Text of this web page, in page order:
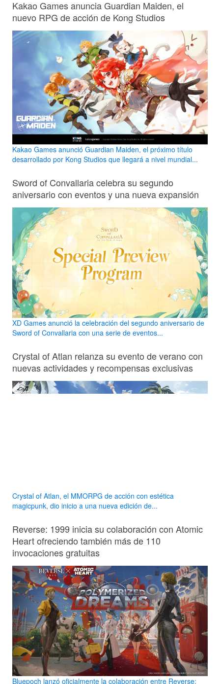
Kakao Games anuncia Guardian Maiden, el
nuevo RPG de acción de Kong Studios
Kakao Games anunció Guardian Maiden, el próximo título
desarrollado por Kong Studios que llegará a nivel mundial...
Sword of Convallaria celebra su segundo
aniversario con eventos y una nueva expansión
XD Games anunció la celebración del segundo aniversario de
Sword of Convallaria con una serie de eventos...
Crystal of Atlan relanza su evento de verano con
nuevas actividades y recompensas exclusivas
Crystal of Atlan, el MMORPG de acción con estética
magicpunk, dio inicio a una nueva edición de...
Reverse: 1999 inicia su colaboración con Atomic
Heart ofreciendo también más de 110
invocaciones gratuitas
Bluepoch lanzó oficialmente la colaboración entre Reverse: